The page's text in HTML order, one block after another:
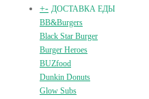
+- ДОСТАВКА ЕДЫ
BB&Burgers
Black Star Burger
Burger Heroes
BUZfood
Dunkin Donuts
Glow Subs